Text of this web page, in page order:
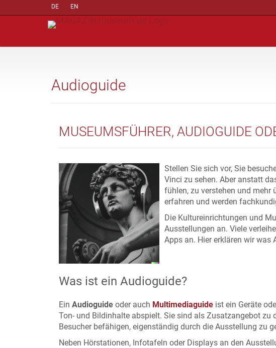
DE EN
Audioguide
MUSEUMSFÜHRER, AUDIOGUIDE
Stellen Sie sich vor, Sie
Vinci zu sehen. Aber anstatt
fühlen, zu verstehen und mehr
erfahren und werden
Die Kultureinrichtungen und
Ausstellungen an. Viele
Apps an. Hier erklären wir was
Was ist ein Audioguide?
Ein Audioguide oder auch Multimediaguide ist ein Geräte
Ton- und Bildinhalte abspielt. Sie sind als Zusatzangebot zu
Besucher befähigen, eigenständig durch die Ausstellung zu
Neben Hörstationen, Infotafeln oder Displays an den